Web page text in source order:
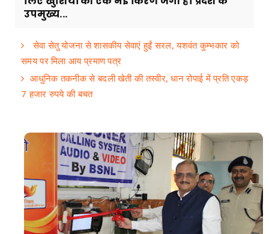
उपमुख्य...
सेवा सेतु योजना से शासकीय सेवाएं हुईं सरल, यशवंत कुम्भकार को
समय पर मिला आय प्रमाण पत्र
आधुनिक तकनीक से बदली खेती की तस्वीर, धान रोपाई में प्रति एकड़
7 हजार रुपये की बचत